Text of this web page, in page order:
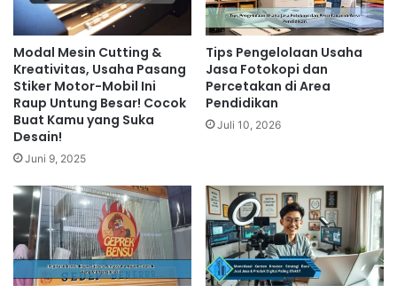
Modal Mesin Cutting &
Kreativitas, Usaha Pasang
Stiker Motor-Mobil Ini
Raup Untung Besar! Cocok
Buat Kamu yang Suka
Desain!
Juni 9, 2025
Tips Pengelolaan Usaha
Jasa Fotokopi dan
Percetakan di Area
Pendidikan
Juli 10, 2026